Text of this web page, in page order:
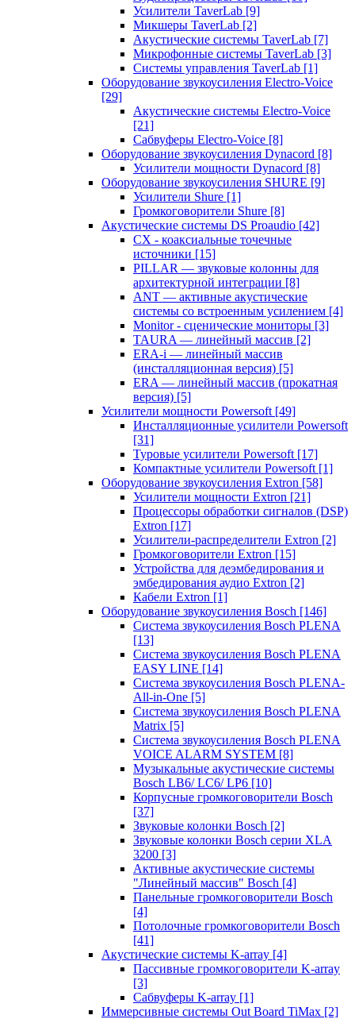
Усилители TaverLab [9]
Микшеры TaverLab [2]
Акустические системы TaverLab [7]
Микрофонные системы TaverLab [3]
Системы управления TaverLab [1]
Оборудование звукоусиления Electro-Voice
[29]
Акустические системы Electro-Voice
[21]
Сабвуферы Electro-Voice [8]
Оборудование звукоусиления Dynacord [8]
Усилители мощности Dynacord [8]
Оборудование звукоусиления SHURE [9]
Усилители Shure [1]
Громкоговорители Shure [8]
Акустические системы DS Proaudio [42]
CX - коаксиальные точечные
источники [15]
PILLAR — звуковые колонны для
архитектурной интеграции [8]
ANT — активные акустические
системы со встроенным усилением [4]
Monitor - сценические мониторы [3]
TAURA — линейный массив [2]
ERA-i — линейный массив
(инсталляционная версия) [5]
ERA — линейный массив (прокатная
версия) [5]
Усилители мощности Powersoft [49]
Инсталляционные усилители Powersoft
[31]
Туровые усилители Powersoft [17]
Компактные усилители Powersoft [1]
Оборудование звукоусиления Extron [58]
Усилители мощности Extron [21]
Процессоры обработки сигналов (DSP)
Extron [17]
Усилители-распределители Extron [2]
Громкоговорители Extron [15]
Устройства для деэмбедирования и
эмбедирования аудио Extron [2]
Кабели Extron [1]
Оборудование звукоусиления Bosch [146]
Система звукоусиления Bosch PLENA
[13]
Система звукоусиления Bosch PLENA
EASY LINE [14]
Система звукоусиления Bosch PLENA-
All-in-One [5]
Система звукоусиления Bosch PLENA
Matrix [5]
Система звукоусиления Bosch PLENA
VOICE ALARM SYSTEM [8]
Музыкальные акустические системы
Bosch LB6/ LC6/ LP6 [10]
Корпусные громкоговорители Bosch
[37]
Звуковые колонки Bosch [2]
Звуковые колонки Bosch серии XLA
3200 [3]
Активные акустические системы
"Линейный массив" Bosch [4]
Панельные громкоговорители Bosch
[4]
Потолочные громкоговорители Bosch
[41]
Акустические системы K-array [4]
Пассивные громкоговорители K-array
[3]
Сабвуферы K-array [1]
Иммерсивные системы Out Board TiMax [2]